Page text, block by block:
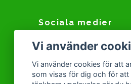
Sociala medier
Facebook
Instagram
Snapchat
Vi använder
Vi använder cookies för att
som visas för dig och för att